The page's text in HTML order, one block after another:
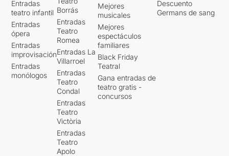
Entradas
teatro infantil
Entradas
ópera
Entradas
improvisación
Entradas
monólogos
Borrás
Entradas
Teatro
Romea
Entradas La
Villarroel
Entradas
Teatro
Condal
Entradas
Teatro
Victòria
Entradas
Teatro
Apolo
Mejores
musicales
Mejores
espectáculos
familiares
Black Friday
Teatral
Gana entradas de
teatro gratis -
concursos
Descuento
Germans de sang